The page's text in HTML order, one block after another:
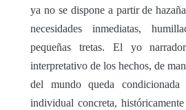
ya no se dispone a partir de
necesidades inmediatas,
pequeñas tretas. El yo
interpretativo de los hechos, de
del mundo queda
individual concreta,